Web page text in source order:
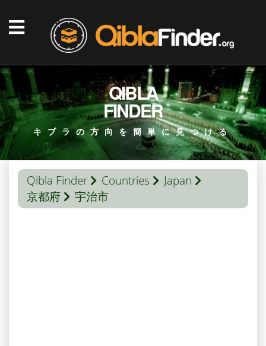
QIBLA
FINDER
キブラの方向を簡単に見つける
Qibla Finder Countries
Japan
京都府
宇治市